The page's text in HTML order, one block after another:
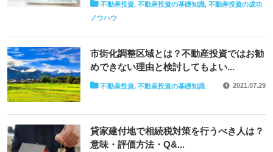
不動産投資, 不動産投資の基礎知識, 不動産投資の成功
ノウハウ
市街化調整区域とは？不動産投資ではお勧
めできない理由と検討してもよい...
2021.07.29
不動産投資, 不動産投資の基礎知識
貸家建付地で相続税対策を行うべき人は？
意味・評価方法・Q&...